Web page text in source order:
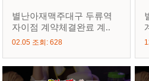
별난아재맥주대구 두류역
자이점 계약체결완료 계..
02.05 조회: 628